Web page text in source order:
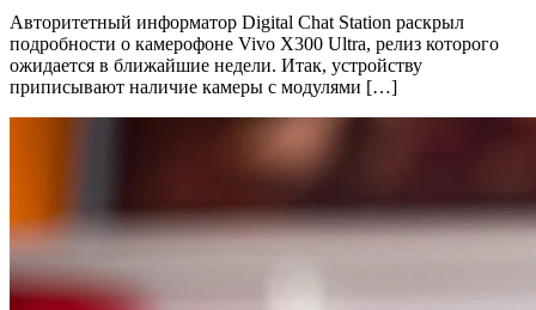
Авторитетный информатор Digital Chat Station раскрыл
подробности о камерофоне Vivo X300 Ultra, релиз которого
ожидается в ближайшие недели. Итак, устройству
приписывают наличие камеры с модулями […]